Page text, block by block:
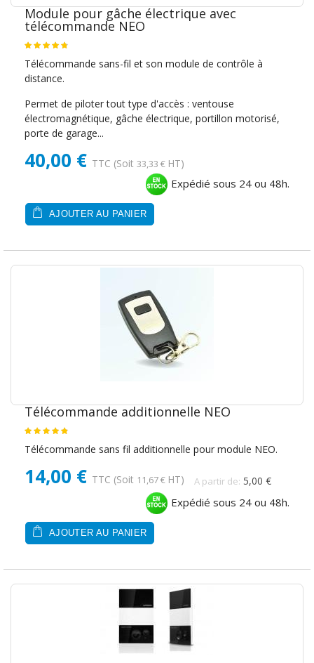
Module pour gâche électrique avec
télécommande NEO
Télécommande sans-fil et son module de contrôle à
distance.
Permet de piloter tout type d'accès : ventouse
électromagnétique, gâche électrique, portillon motorisé,
porte de garage...
40,00 € TTC (Soit 33,33 € HT)
Expédié sous 24 ou 48h.
AJOUTER AU PANIER
Télécommande additionnelle NEO
Télécommande sans fil additionnelle pour module NEO.
14,00 € TTC (Soit 11,67 € HT) A partir de: 5,00 €
Expédié sous 24 ou 48h.
AJOUTER AU PANIER